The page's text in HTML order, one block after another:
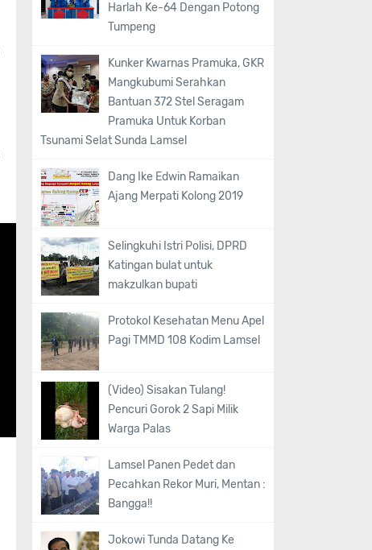
Harlah Ke-64 Dengan Potong
Tumpeng
Kunker Kwarnas Pramuka, GKR
Mangkubumi Serahkan
Bantuan 372 Stel Seragam
Pramuka Untuk Korban
Tsunami Selat Sunda Lamsel
Dang Ike Edwin Ramaikan
Ajang Merpati Kolong 2019
Selingkuhi Istri Polisi, DPRD
Katingan bulat untuk
makzulkan bupati
Protokol Kesehatan Menu Apel
Pagi TMMD 108 Kodim Lamsel
(Video) Sisakan Tulang!
Pencuri Gorok 2 Sapi Milik
Warga Palas
Lamsel Panen Pedet dan
Pecahkan Rekor Muri, Mentan :
Bangga!!
Jokowi Tunda Datang Ke